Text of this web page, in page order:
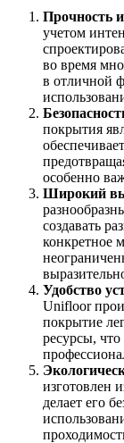
Прочность
учетом
во время
в отличной
покрытия
особенно
Широкий
создавать
конкретное
Удобство
Unifloor
покрытие
ресурсы,
изготовлен
делает его